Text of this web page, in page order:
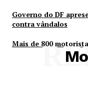
Governo do DF
contra vândalos
Mais de 800